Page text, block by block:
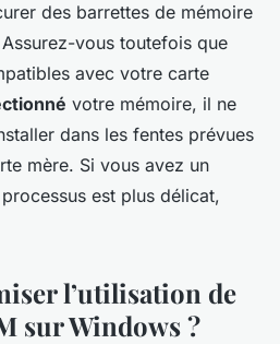
des barrettes de mémoire
vous toutefois que
avec votre carte
votre mémoire, il ne
dans les fentes prévues
mère. Si vous avez un
est plus délicat,
l’utilisation de
sur Windows ?